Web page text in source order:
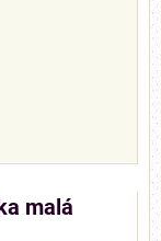
malá